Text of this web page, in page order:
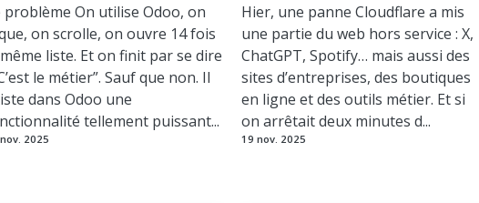
problème On utilise Odoo, on
on scrolle, on ouvre 14 fois
liste. Et on finit par se dire
le métier”. Sauf que non. Il
dans Odoo une
tellement puissant...
2025
Hier, une panne Cloudflare a mis
une partie du web hors service : X,
ChatGPT, Spotify… mais aussi des
sites d’entreprises, des boutiques
en ligne et des outils métier. Et si
on arrêtait deux minutes d...
19 nov. 2025